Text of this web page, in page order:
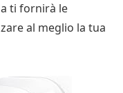
ti fornirà le
al meglio la tua